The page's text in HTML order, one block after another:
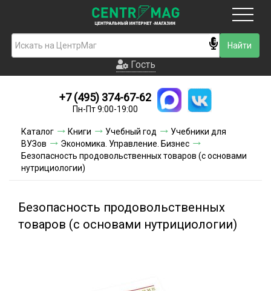
Гость
Новинки
Условия доставки
Условия оплаты
Акции и скидки
Гость
+7 (495) 374-67-62
Пн-Пт 9:00-19:00
Каталог Книги Учебный год
Учебники для
ВУЗов
Экономика. Управление. Бизнес
Безопасность продовольственных товаров (с основами
нутрициологии)
Безопасность продовольственных
товаров (с основами нутрициологии)